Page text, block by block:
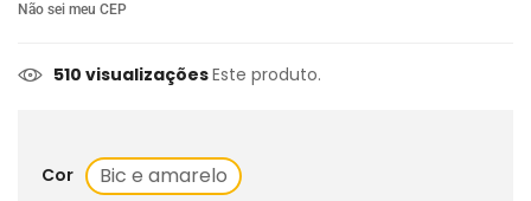
Não sei meu CEP
510 visualizaçõesEste produto.
Cor Bic e amarelo